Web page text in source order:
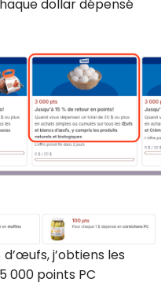
dollar dépensé
j’obtiens les
000 points PC